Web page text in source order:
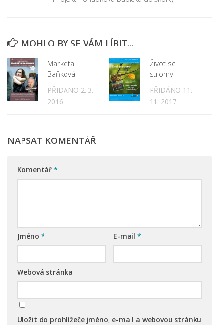
MOHLO BY SE VÁM LÍBIT...
Markéta
Baňková
PŘIDÁNO 2. 3.
2016
Život se
stromy
PŘIDÁNO 11.
11. 2017
NAPSAT KOMENTÁŘ
Komentář *
Jméno * E-mail *
Webová stránka
Uložit do prohlížeče jméno, e-mail a webovou stránku